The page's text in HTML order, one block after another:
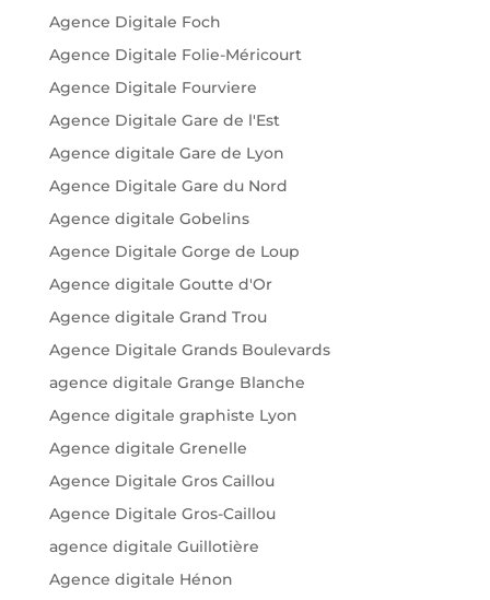
Agence Digitale Foch
Agence Digitale Folie-Méricourt
Agence Digitale Fourviere
Agence Digitale Gare de l'Est
Agence digitale Gare de Lyon
Agence Digitale Gare du Nord
Agence digitale Gobelins
Agence Digitale Gorge de Loup
Agence digitale Goutte d'Or
Agence digitale Grand Trou
Agence Digitale Grands Boulevards
agence digitale Grange Blanche
Agence digitale graphiste Lyon
Agence digitale Grenelle
Agence Digitale Gros Caillou
Agence Digitale Gros-Caillou
agence digitale Guillotière
Agence digitale Hénon